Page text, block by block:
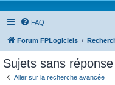
FAQ
Forum FPLogiciels
Sujets sans réponse
Aller sur la recherche avancée